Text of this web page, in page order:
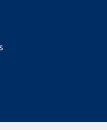
de Galles. Numéro de